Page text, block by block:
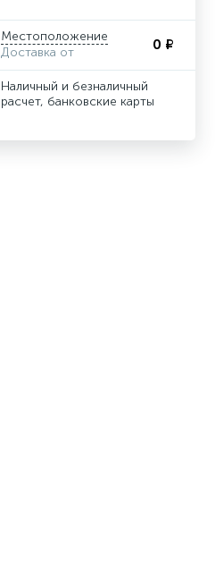
Местоположение
Доставка от
0 ₽
Наличный и безналичный
расчет, банковские карты